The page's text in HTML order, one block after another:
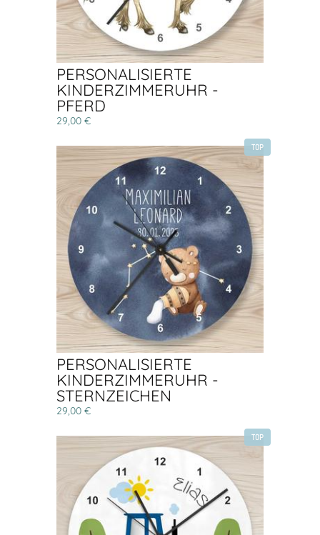
PERSONALISIERTE
KINDERZIMMERUHR -
PFERD
29,00 €
TOP
PERSONALISIERTE
KINDERZIMMERUHR -
STERNZEICHEN
29,00 €
TOP